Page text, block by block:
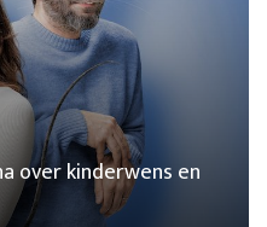
over kinderwens en